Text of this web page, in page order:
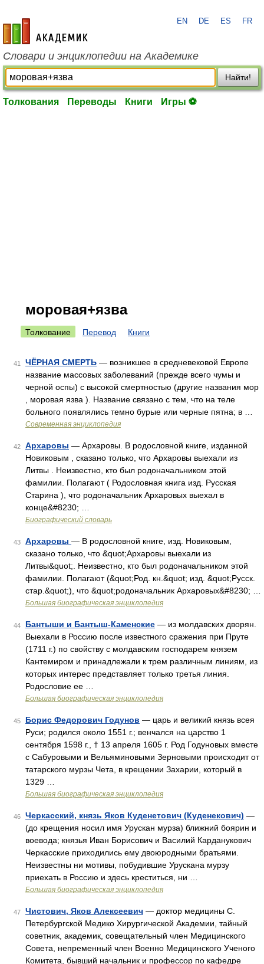
academic.ru
EN DE ES FR
Словари и энциклопедии на Академике
Найти!
Толкования Переводы Книги Игры ⚽
моровая+язва
Толкование Перевод Книги
41 ЧЁРНАЯ СМЕРТЬ — возникшее в средневековой Европе
название массовых заболеваний (прежде всего чумы и
черной оспы) с высокой смертностью (другие названия мор
, моровая язва ). Название связано с тем, что на теле
больного появлялись темно бурые или черные пятна; в …
Современная энциклопедия
42 Архаровы — Архаровы. В родословной книге, изданной
Новиковым , сказано только, что Архаровы выехали из
Литвы . Неизвестно, кто был родоначальником этой
фамилии. Полагают ( Родословная книга изд. Русская
Старина ), что родоначальник Архаровых выехал в
конце&#8230; …
Биографический словарь
43 Архаровы — В родословной книге, изд. Новиковым,
сказано только, что &quot;Архаровы выехали из
Литвы&quot;. Неизвестно, кто был родоначальником этой
фамилии. Полагают (&quot;Род. кн.&quot; изд. &quot;Русск.
стар.&quot;), что &quot;родоначальник Архаровых&#8230; …
Большая биографическая энциклопедия
44 Бантыши и Бантыш-Каменские — из молдавских дворян.
Выехали в Россию после известного сражения при Пруте
(1711 г.) по свойству с молдавским господарем князем
Кантемиром и принадлежали к трем различным линиям, из
которых интерес представляет только третья линия.
Родословие ее …
Большая биографическая энциклопедия
45 Борис Федорович Годунов — царь и великий князь всея
Руси; родился около 1551 г.; венчался на царство 1
сентября 1598 г., † 13 апреля 1605 г. Род Годуновых вместе
с Сабуровыми и Вельяминовыми Зерновыми происходит от
татарского мурзы Чета, в крещении Захарии, который в
1329 …
Большая биографическая энциклопедия
46 Черкасский, князь Яков Куденетович (Куденекович) —
(до крещения носил имя Урускан мурза) ближний боярин и
воевода; князья Иван Борисович и Василий Карданукович
Черкасские приходились ему двоюродными братьями.
Неизвестны ни мотивы, побудившие Урускана мурзу
приехать в Россию и здесь креститься, ни …
Большая биографическая энциклопедия
47 Чистович, Яков Алексеевич — доктор медицины С.
Петербургской Медико Хирургической Академии, тайный
советник, академик, совещательный член Медицинского
Совета, непременный член Военно Медицинского Ученого
Комитета, бывший начальник и профессор по кафедре